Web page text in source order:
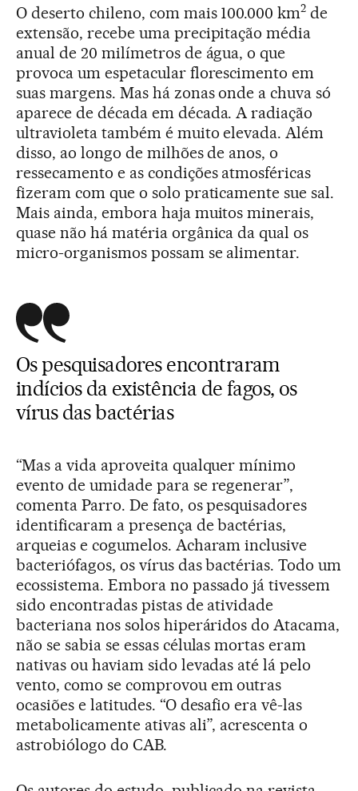
O deserto chileno, com mais 100.000 km2 de
extensão, recebe uma precipitação média
anual de 20 milímetros de água, o que
provoca um espetacular florescimento em
suas margens. Mas há zonas onde a chuva só
aparece de década em década. A radiação
ultravioleta também é muito elevada. Além
disso, ao longo de milhões de anos, o
ressecamento e as condições atmosféricas
fizeram com que o solo praticamente sue sal.
Mais ainda, embora haja muitos minerais,
quase não há matéria orgânica da qual os
micro-organismos possam se alimentar.
Os pesquisadores encontraram
indícios da existência de fagos, os
vírus das bactérias
“Mas a vida aproveita qualquer mínimo
evento de umidade para se regenerar”,
comenta Parro. De fato, os pesquisadores
identificaram a presença de bactérias,
arqueias e cogumelos. Acharam inclusive
bacteriófagos, os vírus das bactérias. Todo um
ecossistema. Embora no passado já tivessem
sido encontradas pistas de atividade
bacteriana nos solos hiperáridos do Atacama,
não se sabia se essas células mortas eram
nativas ou haviam sido levadas até lá pelo
vento, como se comprovou em outras
ocasiões e latitudes. “O desafio era vê-las
metabolicamente ativas ali”, acrescenta o
astrobiólogo do CAB.